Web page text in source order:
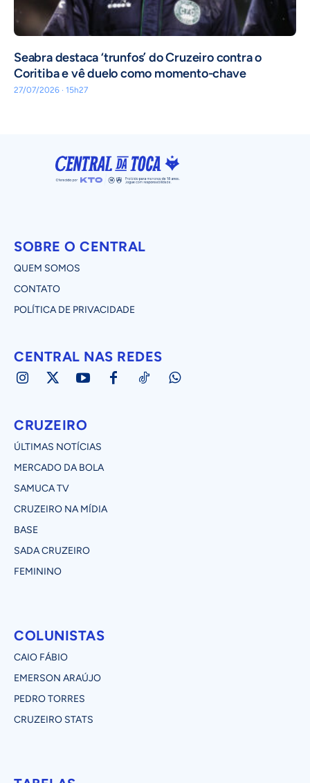
Seabra destaca ‘trunfos’ do Cruzeiro contra o
Coritiba e vê duelo como momento-chave
27/07/2026 · 15h27
SOBRE O CENTRAL
QUEM SOMOS
CONTATO
POLÍTICA DE PRIVACIDADE
CENTRAL NAS REDES
CRUZEIRO
ÚLTIMAS NOTÍCIAS
MERCADO DA BOLA
SAMUCA TV
CRUZEIRO NA MÍDIA
BASE
SADA CRUZEIRO
FEMININO
COLUNISTAS
CAIO FÁBIO
EMERSON ARAÚJO
PEDRO TORRES
CRUZEIRO STATS